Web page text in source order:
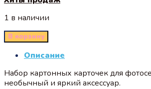
1 в наличии
В корзину
Описание
Набор картонных карточек для
необычный и яркий аксессуар.